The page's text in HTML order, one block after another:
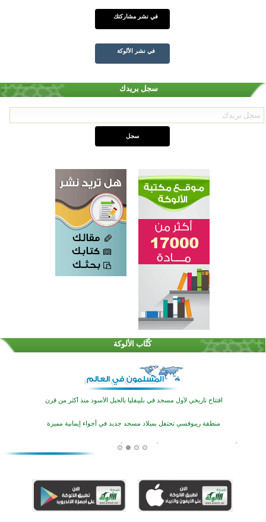
في نشر مشاركتك
في نشر الألوكة
سجل بريدك
كُتَّاب الألوكة
اختتام الدورة التاسعة لمسابقة حفظ وتلاوة القرآن الكريم في أزناكاييف
تيسليتش تختتم برنامجا تعليميا لتعزيز القيم وبناء الشخصية للشباب المسلمين
اختتام منافسات قرآنية متميزة في بنغلاديش بمشاركة 3000 متسابق
افتتاح تاريخي لأول مسجد في بلييفليا بالجبل الأسود منذ أكثر من قرن
منطقة ريبوفسي تحتفل بميلاد مسجد جديد في أجواء إيمانية مميزة
أكبر مشروع إسلامي في ريف أستراليا يفتتح أبوابه بعد سنوات من العمل والعطاء
اختتام الدورة التاسعة لمسابقة حفظ وتلاوة القرآن الكريم في أزناكاييف